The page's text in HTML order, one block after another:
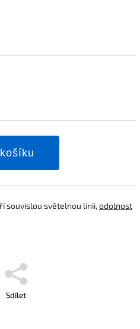
souvislou světelnou linii,odolnost
Sdílet